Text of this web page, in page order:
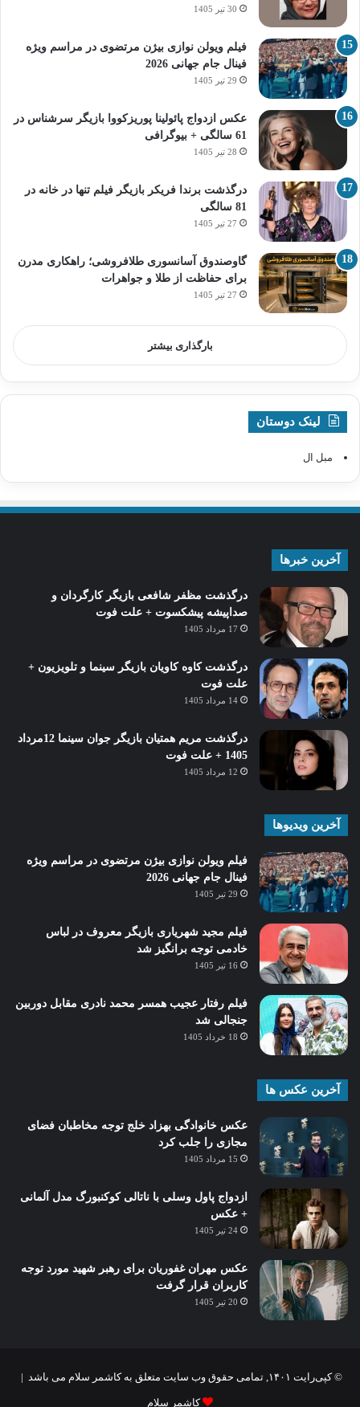
30 تیر 1405
فیلم ویولن نوازی بیژن مرتضوی در مراسم ویژه
فینال جام جهانی 2026
29 تیر 1405
عکس ازدواج پائولینا پوریزکووا بازیگر سرشناس در
61 سالگی + بیوگرافی
28 تیر 1405
درگذشت برندا فریکر بازیگر فیلم تنها در خانه در
81 سالگی
27 تیر 1405
گاوصندوق آسانسوری طلافروشی؛ راهکاری مدرن
برای حفاظت از طلا و جواهرات
27 تیر 1405
بارگذاری بیشتر
لینک دوستان
مبل ال
آخرین خبرها
درگذشت مظفر شافعی بازیگر کارگردان و
صداپیشه پیشکسوت + علت فوت
17 مرداد 1405
درگذشت کاوه کاویان بازیگر سینما و تلویزیون +
علت فوت
14 مرداد 1405
درگذشت مریم همتیان بازیگر جوان سینما 12مرداد
1405 + علت فوت
12 مرداد 1405
آخرین ویدیوها
فیلم ویولن نوازی بیژن مرتضوی در مراسم ویژه
فینال جام جهانی 2026
29 تیر 1405
فیلم مجید شهریاری بازیگر معروف در لباس
خادمی توجه برانگیز شد
16 تیر 1405
فیلم رفتار عجیب همسر محمد نادری مقابل دوربین
جنجالی شد
18 خرداد 1405
آخرین عکس ها
عکس خانوادگی بهزاد خلج توجه مخاطبان فضای
مجازی را جلب کرد
15 مرداد 1405
ازدواج پاول وسلی با ناتالی کوکنبورگ مدل آلمانی
+ عکس
24 تیر 1405
عکس مهران غفوریان برای رهبر شهید مورد توجه
کاربران قرار گرفت
20 تیر 1405
© کپی‌رایت ۱۴۰۱, تمامی حقوق وب سایت متعلق به کاشمر سلام می باشد |
کاشمر سلام